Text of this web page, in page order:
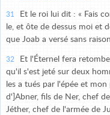
31
Et le roi lui dit : « Fais
le, et ôte de dessus moi et
que Joab a versé sans
32 Et l'Éternel fera
qu'il s'est jeté sur deux
les a tués par l'épée et
d']Abner, fils de Ner, chef
Jéther, chef de l'armée de